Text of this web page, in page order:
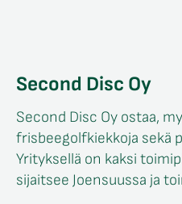
Second Disc Oy
Second Disc Oy ostaa,
frisbeegolfkiekkoja sekä
Yrityksellä on kaksi
sijaitsee Joensuussa ja